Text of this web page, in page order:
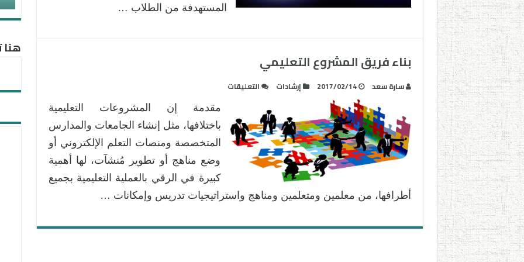
المستهدفة من الطلاب …
بناء فريق المشروع التعليمي
سارة سعد 2017/02/14 إرشادات التعليقات
فريق
المشروع
التعليمي
مقدمة إن المشروعات التعليمية
باختلافها، مثل إنشاء الجامعات والمدارس
المتخصصة ومنصات التعلم الإلكتروني أو
وضع مناهج أو تطوير مُنشآت، لها أهمية
كبيرة في الرقي بالعملية التعليمية بجميع
أطرافها، من معلمين ومتعلمين ومناهج واستراتيجيات تدريس وإمكانات …
هنا